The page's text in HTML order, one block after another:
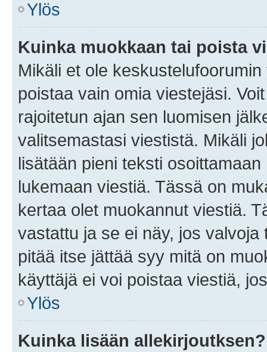
Ylös
Kuinka muokkaan tai poista
Mikäli et ole
poistaa vain omia viestejäsi.
rajoitetun ajan sen luomisen
valitsemastasi viestistä. Mikäli
lisätään pieni teksti
lukemaan viestiä. Tässä on
kertaa olet muokannut viestiä.
vastattu ja se ei näy, jos
pitää itse jättää syy mitä on
käyttäjä ei voi poistaa viestiä,
Ylös
Kuinka lisään allekirjoutksen?